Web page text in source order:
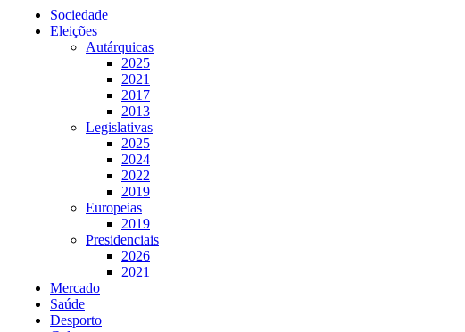
Sociedade
Eleições
Autárquicas
2025
2021
2017
2013
Legislativas
2025
2024
2022
2019
Europeias
2019
Presidenciais
2026
2021
Mercado
Saúde
Desporto